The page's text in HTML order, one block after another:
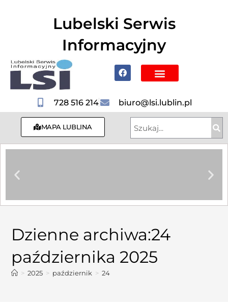
Lubelski Serwis
Informacyjny
728 516 214 biuro@lsi.lublin.pl
MAPA LUBLINA
Dzienne archiwa:24
października 2025
> 2025 > październik > 24